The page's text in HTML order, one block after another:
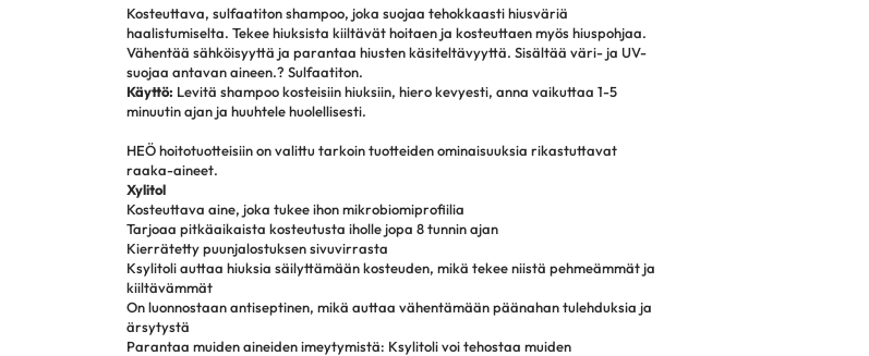
Kosteuttava, sulfaatiton shampoo, joka suojaa tehokkaasti hiusväriä
haalistumiselta. Tekee hiuksista kiiltävät hoitaen ja kosteuttaen myös hiuspohjaa.
Vähentää sähköisyyttä ja parantaa hiusten käsiteltävyyttä. Sisältää väri- ja UV-
suojaa antavan aineen.? Sulfaatiton.
Käyttö: Levitä shampoo kosteisiin hiuksiin, hiero kevyesti, anna vaikuttaa 1-5
minuutin ajan ja huuhtele huolellisesti.
HEÖ hoitotuotteisiin on valittu tarkoin tuotteiden ominaisuuksia rikastuttavat
raaka-aineet.
Xylitol
Kosteuttava aine, joka tukee ihon mikrobiomiprofiilia
Tarjoaa pitkäaikaista kosteutusta iholle jopa 8 tunnin ajan
Kierrätetty puunjalostuksen sivuvirrasta
Ksylitoli auttaa hiuksia säilyttämään kosteuden, mikä tekee niistä pehmeämmät ja
kiiltävämmät
On luonnostaan antiseptinen, mikä auttaa vähentämään päänahan tulehduksia ja
ärsytystä
Parantaa muiden aineiden imeytymistä: Ksylitoli voi tehostaa muiden